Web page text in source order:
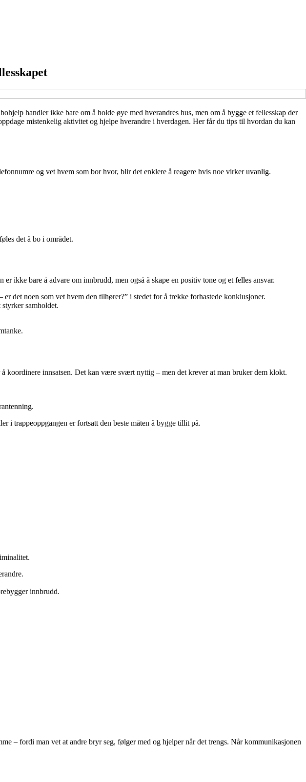
handler ikke bare om å holde øye med hverandres hus, men om å bygge et fellesskap der
mistenkelig aktivitet og hjelpe hverandre i hverdagen. Her får du tips til hvordan du kan
og vet hvem som bor hvor, blir det enklere å reagere hvis noe virker uvanlig.
det å bo i området.
ikke bare å advare om innbrudd, men også å skape en positiv tone og et felles ansvar.
det noen som vet hvem den tilhører?” i stedet for å trekke forhastede konklusjoner.
samholdet.
koordinere innsatsen. Det kan være svært nyttig – men det krever at man bruker dem klokt.
i trappeoppgangen er fortsatt den beste måten å bygge tillit på.
innbrudd.
– fordi man vet at andre bryr seg, følger med og hjelper når det trengs. Når kommunikasjonen